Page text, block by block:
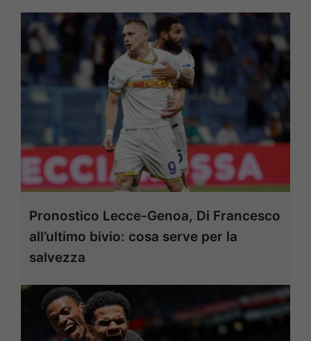
Pronostico Lecce-Genoa, Di Francesco
all’ultimo bivio: cosa serve per la
salvezza